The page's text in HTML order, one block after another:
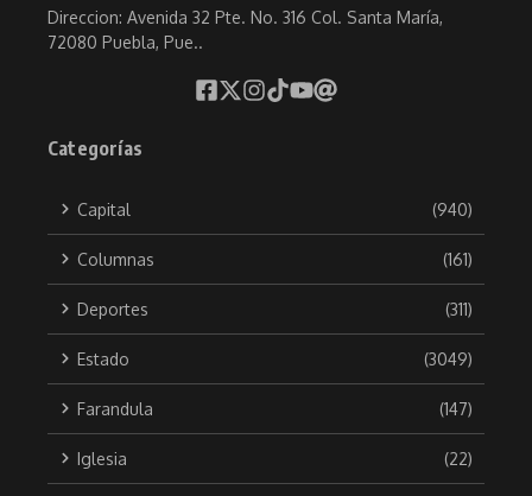
Direccion: Avenida 32 Pte. No. 316 Col. Santa María,
72080 Puebla, Pue..
Categorías
Capital (940)
Columnas (161)
Deportes (311)
Estado (3049)
Farandula (147)
Iglesia (22)